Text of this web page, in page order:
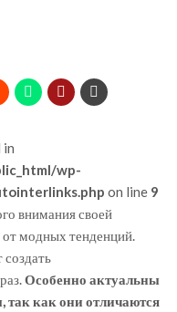
in
wp-
on line 9
внимания своей
от модных тенденций.
Особенно актуальны
так как они отличаются